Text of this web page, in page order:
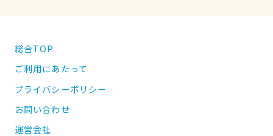
総合TOP
ご利用にあたって
プライバシーポリシー
お問い合わせ
運営会社